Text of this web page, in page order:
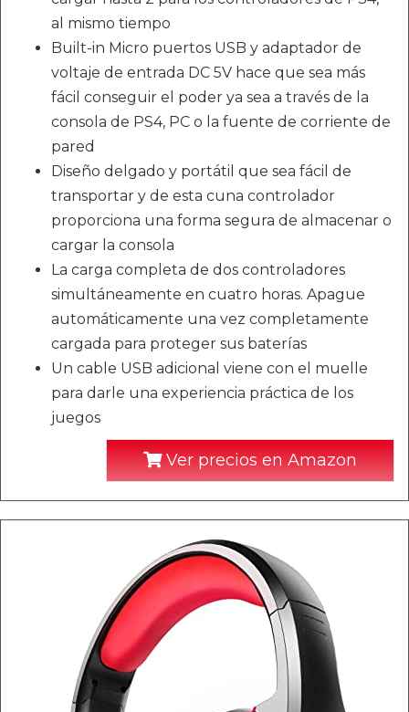
al mismo tiempo
Built-in Micro puertos USB y adaptador de
voltaje de entrada DC 5V hace que sea más
fácil conseguir el poder ya sea a través de la
consola de PS4, PC o la fuente de corriente de
pared
Diseño delgado y portátil que sea fácil de
transportar y de esta cuna controlador
proporciona una forma segura de almacenar o
cargar la consola
La carga completa de dos controladores
simultáneamente en cuatro horas. Apague
automáticamente una vez completamente
cargada para proteger sus baterías
Un cable USB adicional viene con el muelle
para darle una experiencia práctica de los
juegos
Ver precios en Amazon